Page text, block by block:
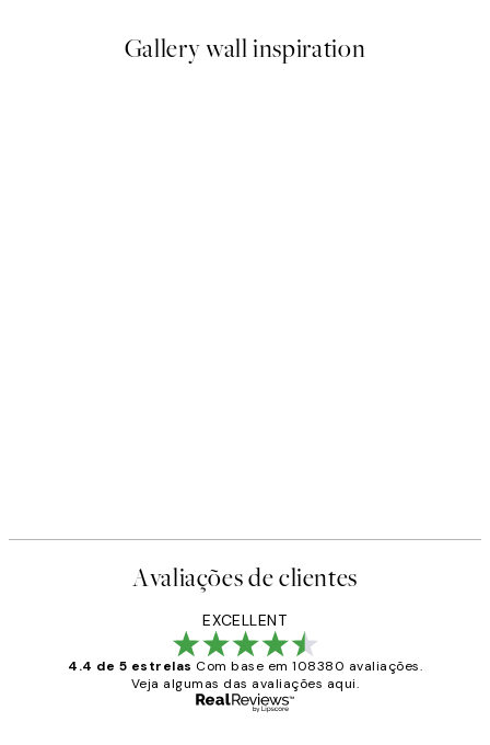
Gallery wall inspiration
Avaliações de clientes
EXCELLENT
4.4 de 5 estrelas Com base em 108380 avaliações.
Veja algumas das avaliações aqui.